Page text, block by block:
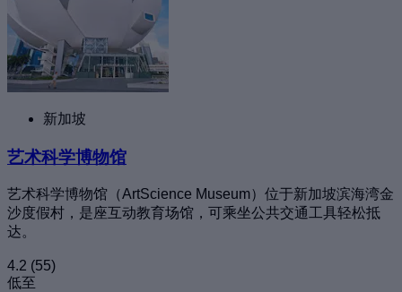
新加坡
艺术科学博物馆
艺术科学博物馆（ArtScience Museum）位于新加坡滨海湾金
沙度假村，是座互动教育场馆，可乘坐公共交通工具轻松抵
达。
4.2 (55)
低至